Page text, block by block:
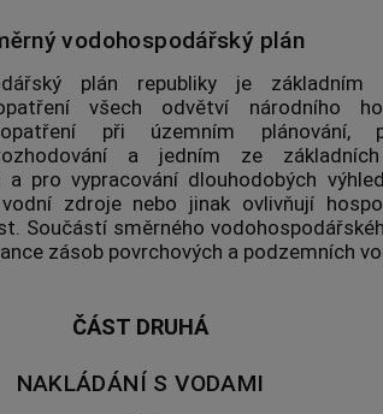
vodohospodářský plán
plán republiky je základním
všech odvětví národního
opatření při územním plánování,
a jedním ze
a pro vypracování dlouhodobých
zdroje nebo jinak ovlivňují
Součástí směrného
zásob povrchových a podzemních
ČÁST DRUHÁ
NAKLÁDÁNÍ S VODAMI